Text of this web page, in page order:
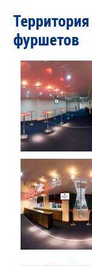
фуршетов